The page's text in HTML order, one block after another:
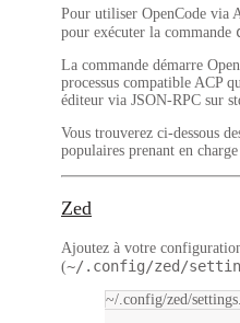
Pour utiliser OpenCode via
pour exécuter la commande
La commande démarre
processus compatible ACP
éditeur via JSON-RPC sur
Vous trouverez ci-dessous
populaires prenant en charge
Zed
Ajoutez à votre
(~/.config/zed/
~/.config/zed/